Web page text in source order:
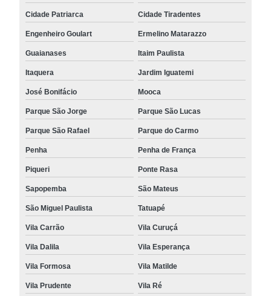
Cidade Patriarca Cidade Tiradentes
Engenheiro Goulart Ermelino Matarazzo
Guaianases Itaim Paulista
Itaquera Jardim Iguatemi
José Bonifácio Mooca
Parque São Jorge Parque São Lucas
Parque São Rafael Parque do Carmo
Penha Penha de França
Piqueri Ponte Rasa
Sapopemba São Mateus
São Miguel Paulista Tatuapé
Vila Carrão Vila Curuçá
Vila Dalila Vila Esperança
Vila Formosa Vila Matilde
Vila Prudente Vila Ré